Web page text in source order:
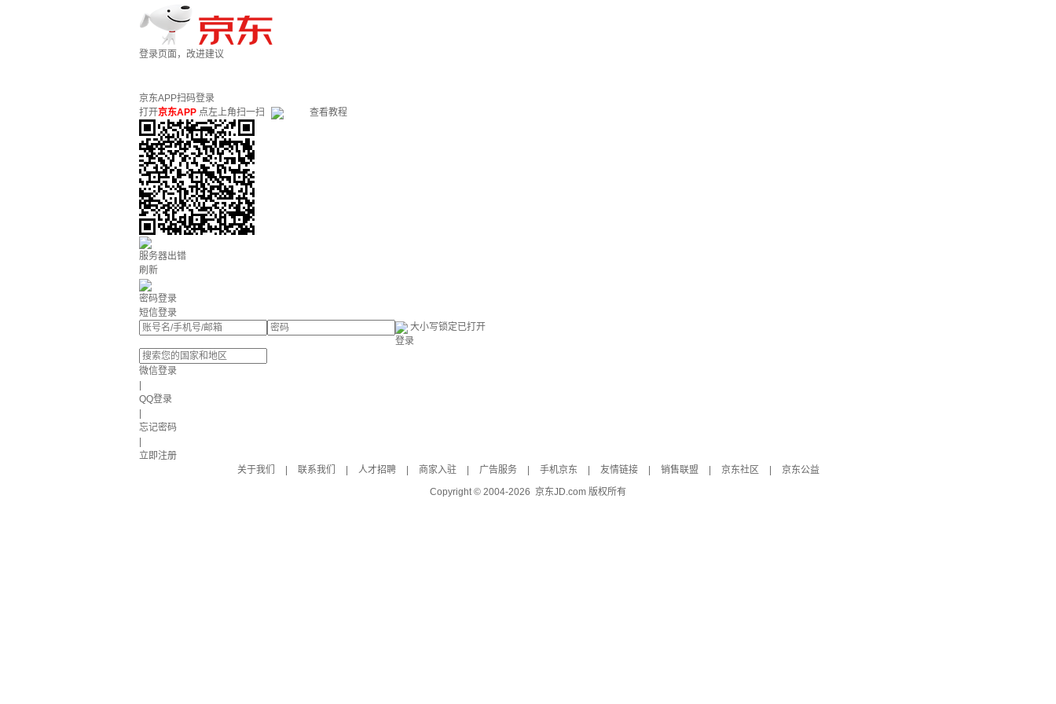
登录页面，改进建议
京东APP扫码登录
打开京东APP 点左上角扫一扫 查看教程
服务器出错
刷新
密码登录
短信登录
大小写锁定已打开
登录
微信登录
QQ登录
忘记密码
立即注册
关于我们
联系我们 人才招聘 商家入驻 广告服务 手机京东 友情链接 销售联盟 京东社区
京东公益
Copyright © 2004-2026 京东JD.com 版权所有